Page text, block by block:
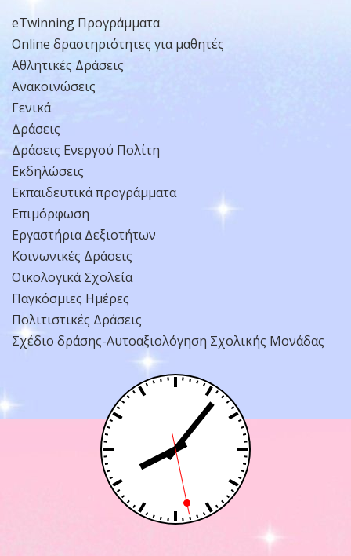
eTwinning Προγράμματα
Online δραστηριότητες για μαθητές
Αθλητικές Δράσεις
Ανακοινώσεις
Γενικά
Δράσεις
Δράσεις Ενεργού Πολίτη
Εκδηλώσεις
Εκπαιδευτικά προγράμματα
Επιμόρφωση
Εργαστήρια Δεξιοτήτων
Κοινωνικές Δράσεις
Οικολογικά Σχολεία
Παγκόσμιες Ημέρες
Πολιτιστικές Δράσεις
Σχέδιο δράσης-Αυτοαξιολόγηση Σχολικής Μονάδας